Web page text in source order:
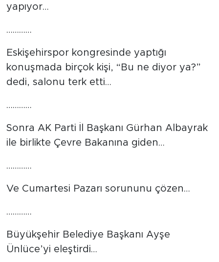
yapıyor…
…………
Eskişehirspor kongresinde yaptığı
konuşmada birçok kişi, “Bu ne diyor ya?”
dedi, salonu terk etti…
…………
Sonra AK Parti İl Başkanı Gürhan Albayrak
ile birlikte Çevre Bakanına giden…
…………
Ve Cumartesi Pazarı sorununu çözen…
…………
Büyükşehir Belediye Başkanı Ayşe
Ünlüce’yi eleştirdi…